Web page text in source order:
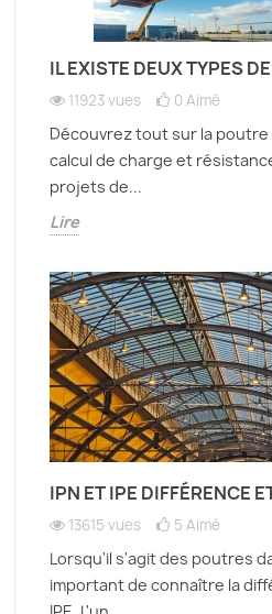
IL EXISTE DEUX TYPES
11923 vues 0 Aimé
Découvrez tout sur la poutre
calcul de charge et
projets de...
Lire
IPN ET IPE DIFFÉRENCE
13615 vues 5 Aimé
Lorsqu'il s'agit des poutres
important de connaître la